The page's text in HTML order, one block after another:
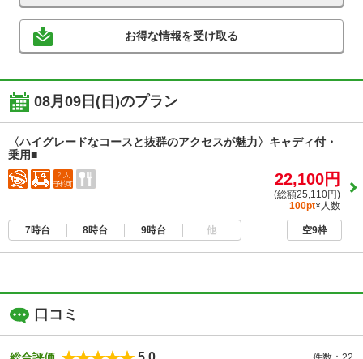
お得な情報を受け取る
08月09日(日)のプラン
〈ハイグレードなコースと抜群のアクセスが魅力〉キャディ付・
乗用■
22,100円
(総額25,110円)
100pt×人数
7時台 8時台 9時台 他 空9枠
口コミ